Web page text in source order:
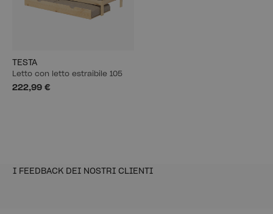
TESTA
Letto con letto estraibile 105
222,99 €
I FEEDBACK DEI NOSTRI CLIENTI